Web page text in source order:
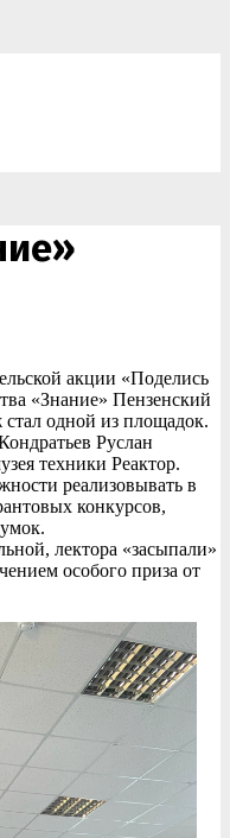
акции «Поделись
«Знание» Пензенский
стал одной из площадок.
Руслан
техники Реактор.
реализовывать в
конкурсов,
лектора «засыпали»
особого приза от